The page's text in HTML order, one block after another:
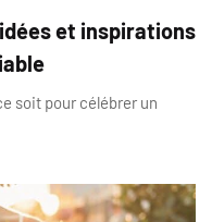
et inspirations
soit pour célébrer un